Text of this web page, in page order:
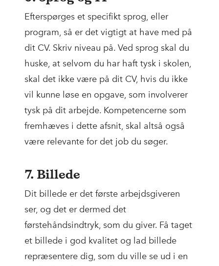
Efterspørges et specifikt sprog, eller
program, så er det vigtigt at have med på
dit CV. Skriv niveau på. Ved sprog skal du
huske, at selvom du har haft tysk i skolen,
skal det ikke være på dit CV, hvis du ikke
vil kunne løse en opgave, som involverer
tysk på dit arbejde. Kompetencerne som
fremhæves i dette afsnit, skal altså også
være relevante for det job du søger.
7. Billede
Dit billede er det første arbejdsgiveren
ser, og det er dermed det
førstehåndsindtryk, som du giver. Få taget
et billede i god kvalitet og lad billede
repræsentere dig, som du ville se ud i en